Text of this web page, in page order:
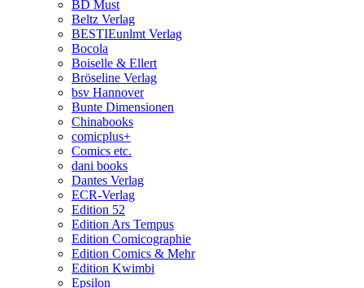
BD Must
Beltz Verlag
BESTIEunlmt Verlag
Bocola
Boiselle & Ellert
Bröseline Verlag
bsv Hannover
Bunte Dimensionen
Chinabooks
comicplus+
Comics etc.
dani books
Dantes Verlag
ECR-Verlag
Edition 52
Edition Ars Tempus
Edition Comicographie
Edition Comics & Mehr
Edition Kwimbi
Epsilon